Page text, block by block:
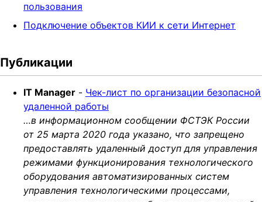
пользования
Подключение объектов КИИ к сети Интернет
Публикации
IT Manager - Чек-лист по организации безопасной
удаленной работы
…в информационном сообщении ФСТЭК России
от 25 марта 2020 года указано, что запрещено
предоставлять удаленный доступ для управления
режимами функционирования технологического
оборудования автоматизированных систем
управления технологическими процессами,